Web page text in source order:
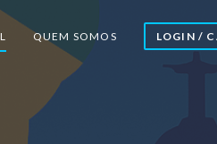
QUEM SOMOS LOGIN /